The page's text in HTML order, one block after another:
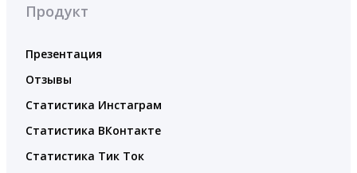
Продукт
Презентация
Отзывы
Статистика Инстаграм
Статистика ВКонтакте
Статистика Тик Ток